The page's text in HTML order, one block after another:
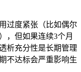
过度紧张（比如偶尔
，但如果连续3个月
析充分性是长期管理
不达标会严重影响生